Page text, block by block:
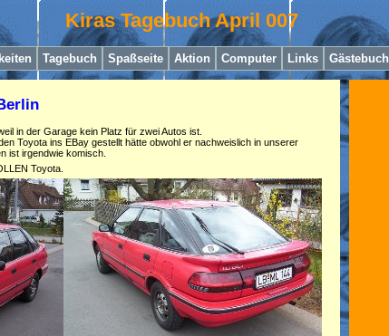
Kiras Tagebuch April 007
Tagebuch Spaßseite Aktion Computer Links Gästebuch
in der Garage kein Platz für zwei Autos ist.
Toyota ins EBay gestellt hätte obwohl er nachweislich in unserer
ist irgendwie komisch.
Toyota.